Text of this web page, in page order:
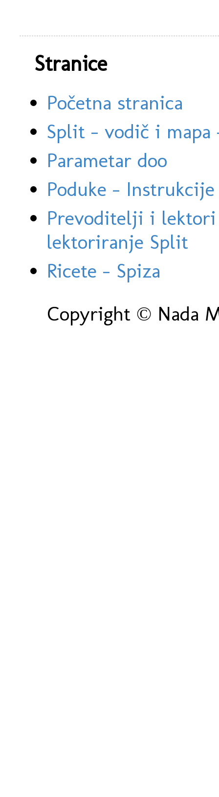
Stranice
Početna stranica
Split - vodič i
Parametar doo
Poduke -
Prevoditelji i
lektoriranje Split
Ricete - Spiza
Copyright © Nada